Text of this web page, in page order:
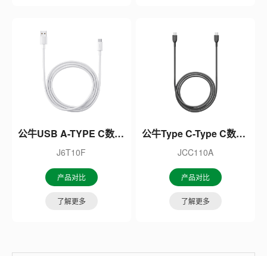
公牛USB A-TYPE C数据线
J6T10F
产品对比
了解更多
公牛Type C-Type C数据线
JCC110A
产品对比
了解更多